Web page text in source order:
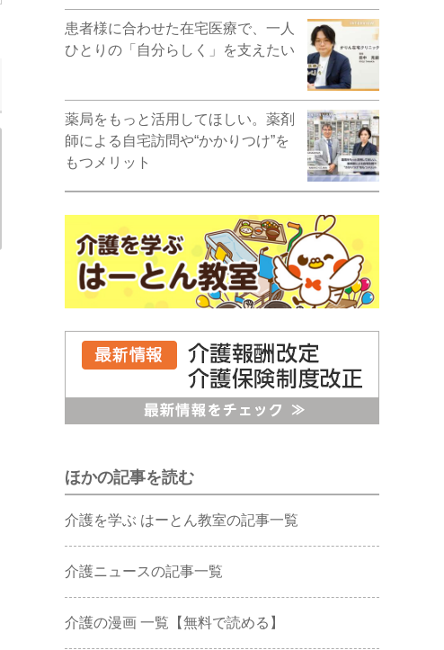
患者様に合わせた在宅医療で、一人
ひとりの「自分らしく」を支えたい
薬局をもっと活用してほしい。薬剤
師による自宅訪問や“かかりつけ”を
もつメリット
ほかの記事を読む
介護を学ぶ はーとん教室の記事一覧
介護ニュースの記事一覧
介護の漫画 一覧【無料で読める】